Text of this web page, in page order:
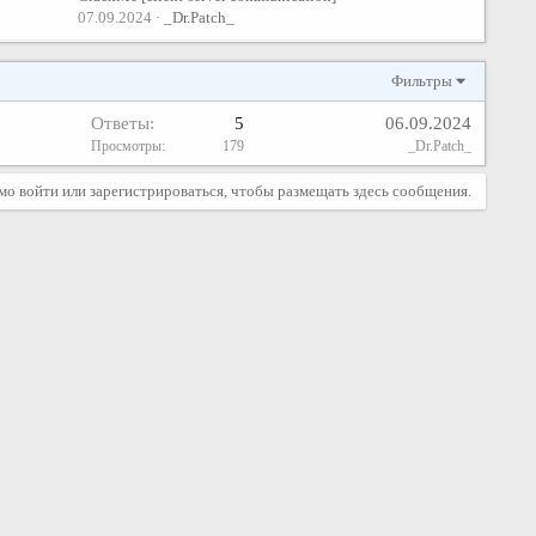
07.09.2024
_Dr.Patch_
Фильтры
Ответы 5
Просмотры 179
06.09.2024
_Dr.Patch_
войти или зарегистрироваться, чтобы размещать здесь сообщения.